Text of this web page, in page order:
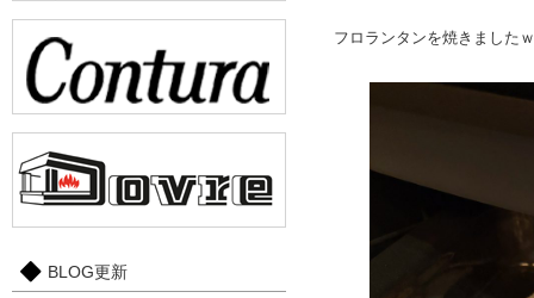
フロランタンを焼きましたｗ
BLOG更新